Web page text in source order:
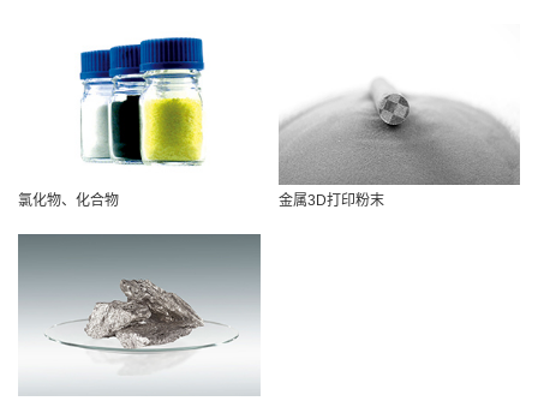
氯化物、化合物 金属3D打印粉末